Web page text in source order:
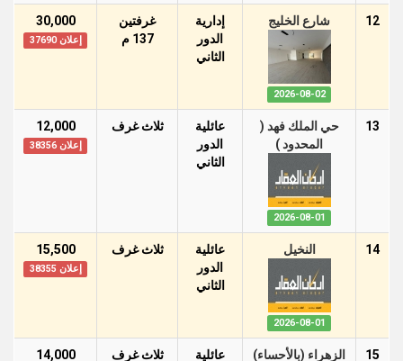
12 شارع الخليج
2026-08-02
إدارية
الدور
الثاني
غرفتين
137 م
30,000
إعلان 37690
13
حي الملك فهد (
المحدود )
2026-08-01
عائلية
الدور
الثاني
ثلاث غرف 12,000
إعلان 38356
14 النخيل
2026-08-01
عائلية
الدور
الثاني
ثلاث غرف 15,500
إعلان 38355
15 الزهراء (بالأحساء)
عائلية
ثلاث غرف 14,000